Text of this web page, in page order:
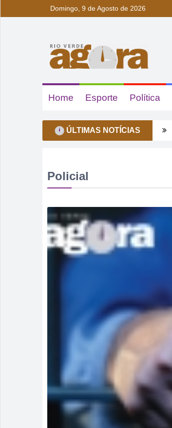
Domingo, 9 de Agosto de 2026
Home Esporte Política
ÚLTIMAS NOTÍCIAS
Policial